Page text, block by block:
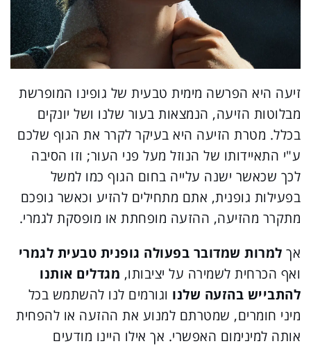
זיעה היא הפרשה מימית טבעית של גופינו המופרשת
מבלוטות הזיעה, הנמצאות בעור שלנו ושל יונקים
בכלל. מטרת הזיעה היא בעיקר לקרר את הגוף שלכם
ע"י התאיידותו של הנוזל מעל פני העור; וזו הסיבה
לכך שכאשר ישנה עלייה בחום הגוף כמו למשל
בפעילות גופנית, אתם מתחילים להזיע וכאשר גופכם
מתקרר מהזיעה, ההזעה מופחתת או מופסקת לגמרי.
אך למרות שמדובר בפעולה גופנית טבעית לגמרי
ואף הכרחית לשמירה על יציבותו, מגדלים אותנו
להתבייש בהזעה שלנו וגורמים לנו להשתמש בכל
מיני חומרים, שמטרתם למנוע את ההזעה או להפחית
אותה למינימום האפשרי. אך אילו היינו מודעים